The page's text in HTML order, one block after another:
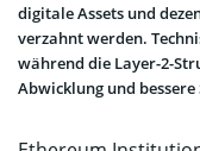
digitale Assets und
verzahnt werden.
während die Layer-2-
Abwicklung und